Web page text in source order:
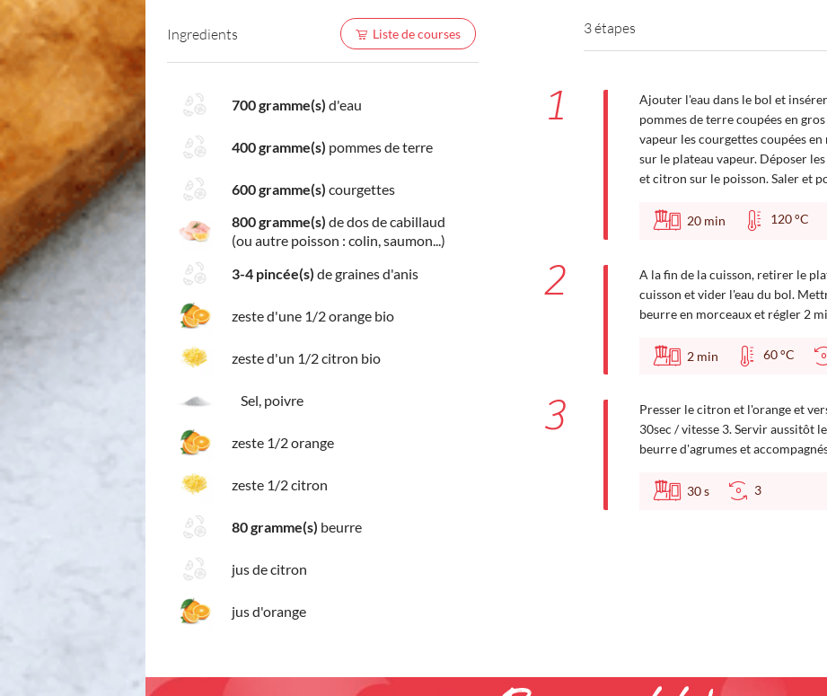
Ingredients Liste de courses
700 gramme(s) d'eau
400 gramme(s) pommes de terre
600 gramme(s) courgettes
800 gramme(s) de dos de cabillaud
(ou autre poisson : colin, saumon...)
3-4 pincée(s) de graines d'anis
zeste d'une 1/2 orange bio
zeste d'un 1/2 citron bio
Sel, poivre
zeste 1/2 orange
zeste 1/2 citron
80 gramme(s) beurre
jus de citron
jus d'orange
3 étapes
1
Ajouter l'eau dans le bol et
pommes de terre coupées en
vapeur les courgettes coupées
sur le plateau vapeur. Déposer
et citron sur le poisson. Saler et
20 min 120 °C
2
A la fin de la cuisson, retirer le
cuisson et vider l'eau du bol.
beurre en morceaux et régler 2
2 min 60 °C
3
Presser le citron et l'orange et
30sec / vitesse 3. Servir aussitôt
beurre d'agrumes et
30s 3